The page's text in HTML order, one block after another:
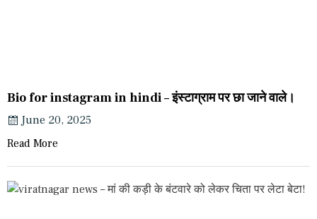
Bio for instagram in hindi – इंस्टाग्राम पर छा जाने वाले।
June 20, 2025
Read More